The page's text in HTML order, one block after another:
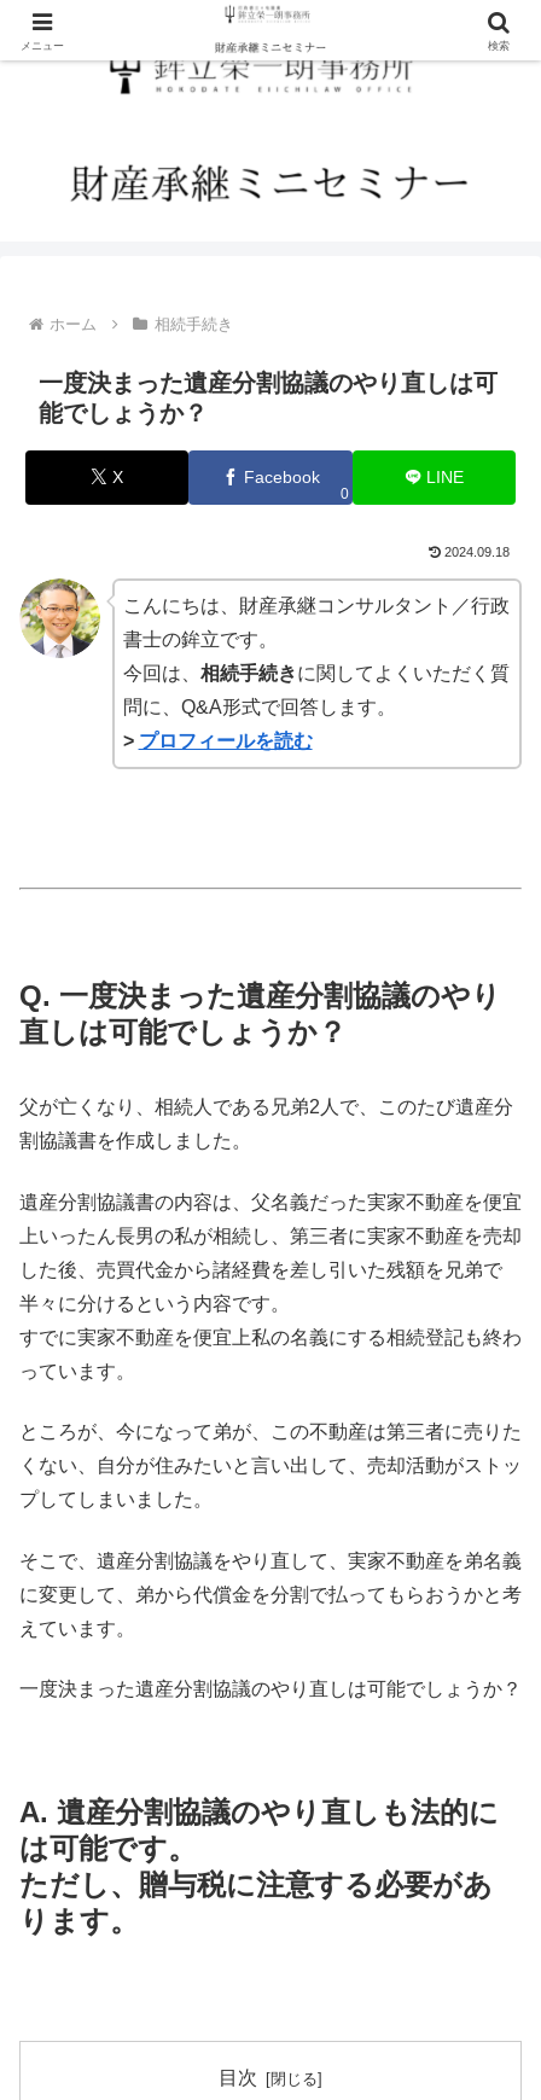
ホーム 相続手続き
一度決まった遺産分割協議のやり直しは可
能でしょうか？
X Facebook
0
LINE
2024.09.18
こんにちは、財産承継コンサルタント／行政
書士の鉾立です。
今回は、 相続手続きに関してよくいただく質
問に、Q&A形式で回答します。
> プロフィールを読む
Q. 一度決まった遺産分割協議のやり
直しは可能でしょうか？
父が亡くなり、相続人である兄弟2人で、このたび遺産分
割協議書を作成しました。
遺産分割協議書の内容は、父名義だった実家不動産を便宜
上いったん長男の私が相続し、第三者に実家不動産を売却
した後、売買代金から諸経費を差し引いた残額を兄弟で
半々に分けるという内容です。
すでに実家不動産を便宜上私の名義にする相続登記も終わ
っています。
ところが、今になって弟が、この不動産は第三者に売りた
くない、自分が住みたいと言い出して、売却活動がストッ
プしてしまいました。
そこで、遺産分割協議をやり直して、実家不動産を弟名義
に変更して、弟から代償金を分割で払ってもらおうかと考
えています。
一度決まった遺産分割協議のやり直しは可能でしょうか？
A. 遺産分割協議のやり直しも法的に
は可能です。
ただし、贈与税に注意する必要があ
ります。
目次
メニュー 検索